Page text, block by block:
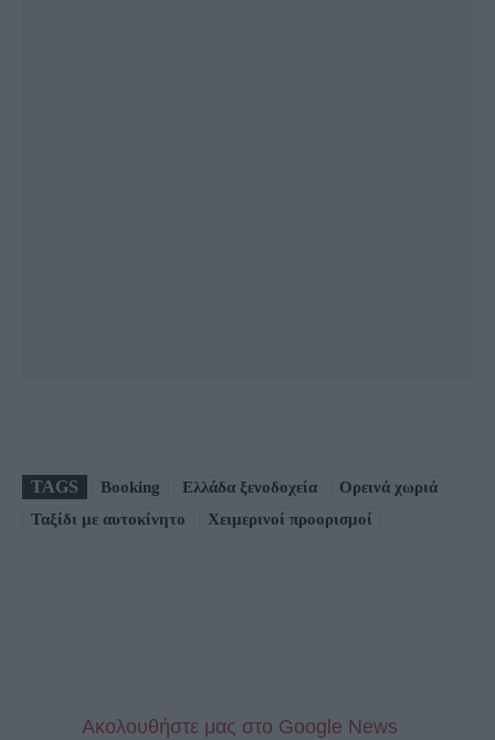
TAGS Booking Ελλάδα ξενοδοχεία
Ορεινά χωριά
Ταξίδι με αυτοκίνητο
Χειμερινοί προορισμοί
Aκολουθήστε μας στo Google News